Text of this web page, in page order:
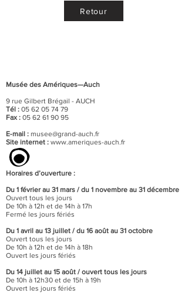
Retour
Musée des Amériques—Auch
9 rue Gilbert Brégail - AUCH
Tél : 05 62 05 74 79
Fax : 05 62 61 90 95
E-mail : musee@grand-auch.fr
Site internet : www.ameriques-auch.fr
Horaires d’ouverture :
Du 1 février au 31 mars / du 1 novembre au 31 décembre
Ouvert tous les jours
De 10h à 12h et de 14h à 17h
Fermé les jours fériés
Du 1 avril au 13 juillet / du 16 août au 31 octobre
Ouvert tous les jours
De 10h à 12h et de 14h à 18h
Ouvert les jours fériés
Du 14 juillet au 15 août / ouvert tous les jours
De 10h à 12h30 et de 15h à 19h
Ouvert les jours fériés